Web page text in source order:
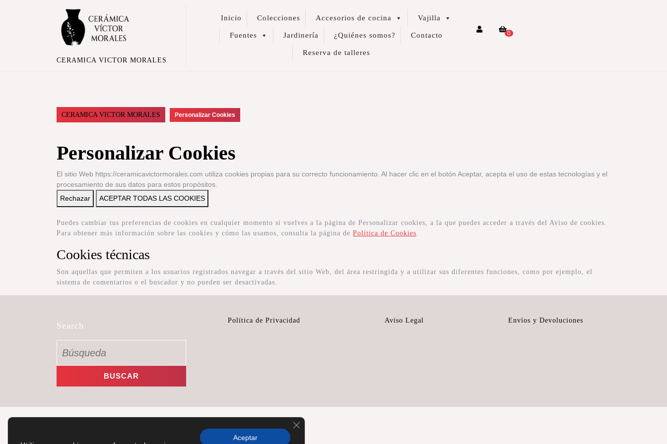
CERAMICA VICTOR MORALES
Inicio Colecciones Accesorios de cocina Vajilla
Fuentes Jardinería ¿Quiénes somos? Contacto
Reserva de talleres
0
CERAMICA VICTOR MORALES Personalizar Cookies
Personalizar Cookies
El sitio Web https://ceramicavictormorales.com utiliza cookies propias para su correcto funcionamiento. Al hacer clic en el botón Aceptar, acepta el uso de estas tecnologías y el
procesamiento de sus datos para estos propósitos.
Rechazar
ACEPTAR TODAS LAS COOKIES
Puedes cambiar tus preferencias de cookies en cualquier momento si vuelves a la página de Personalizar cookies, a la que puedes acceder a través del Aviso de cookies.
Para obtener más información sobre las cookies y cómo las usamos, consulta la página de Política de Cookies.
Cookies técnicas
Son aquellas que permiten a los usuarios registrados navegar a través del sitio Web, del área restringida y a utilizar sus diferentes funciones, como por ejemplo, el
sistema de comentarios o el buscador y no pueden ser desactivadas.
Search
Política de Privacidad Aviso Legal Envíos y Devoluciones
Aceptar
Cerrar el banner de cookies RGPD